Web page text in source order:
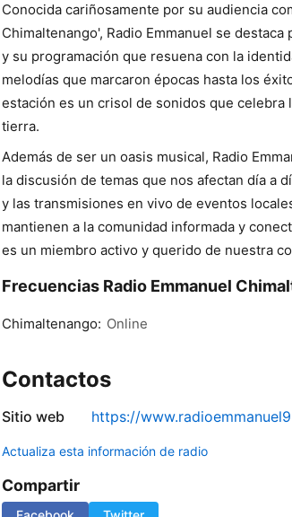
Conocida cariñosamente por su audiencia
Chimaltenango', Radio Emmanuel se
y su programación que resuena con la
melodías que marcaron épocas hasta los
estación es un crisol de sonidos que celebra
tierra.
Además de ser un oasis musical, Radio
la discusión de temas que nos afectan día a
y las transmisiones en vivo de eventos
mantienen a la comunidad informada y
es un miembro activo y querido de nuestra
Frecuencias Radio Emmanuel
Chimaltenango: Online
Contactos
Sitio web https://
Actualiza esta información de radio
Compartir